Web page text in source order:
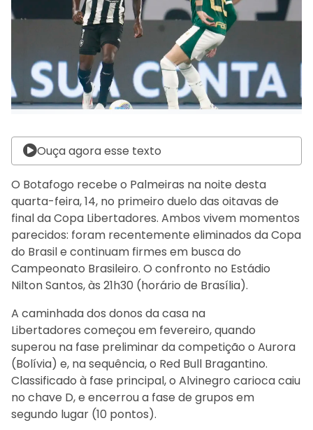
Ouça agora esse texto
O Botafogo recebe o Palmeiras na noite desta
quarta-feira, 14, no primeiro duelo das oitavas de
final da Copa Libertadores. Ambos vivem momentos
parecidos: foram recentemente eliminados da Copa
do Brasil e continuam firmes em busca do
Campeonato Brasileiro. O confronto no Estádio
Nilton Santos, às 21h30 (horário de Brasília).
A caminhada dos donos da casa na
Libertadores começou em fevereiro, quando
superou na fase preliminar da competição o Aurora
(Bolívia) e, na sequência, o Red Bull Bragantino.
Classificado à fase principal, o Alvinegro carioca caiu
no chave D, e encerrou a fase de grupos em
segundo lugar (10 pontos).